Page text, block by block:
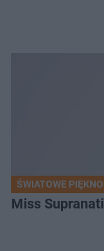
ŚWIATOWE
Miss